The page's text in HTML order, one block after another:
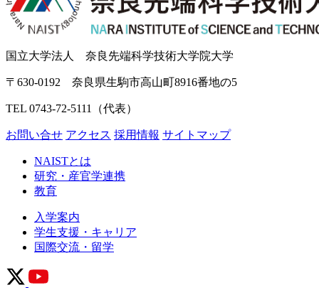
国立大学法人 奈良先端科学技術大学院大学
〒630-0192 奈良県生駒市高山町8916番地の5
TEL 0743-72-5111（代表）
お問い合せ アクセス 採用情報 サイトマップ
NAISTとは
研究・産官学連携
教育
入学案内
学生支援・キャリア
国際交流・留学